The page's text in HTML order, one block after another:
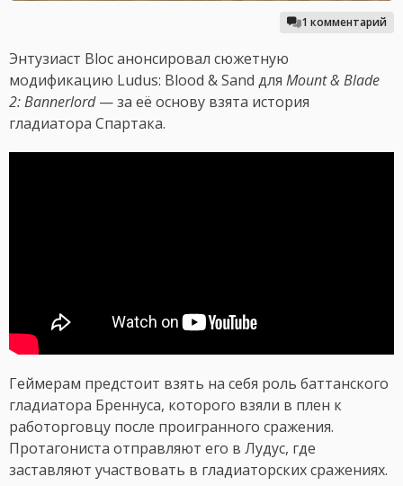
1 комментарий
Энтузиаст Bloc анонсировал сюжетную
модификацию Ludus: Blood & Sand для Mount & Blade
2: Bannerlord— за её основу взята история
гладиатора Спартака.
Геймерам предстоит взять на себя роль баттанского
гладиатора Бреннуса, которого взяли в плен к
работорговцу после проигранного сражения.
Протагониста отправляют его в Лудус, где
заставляют участвовать в гладиаторских сражениях.